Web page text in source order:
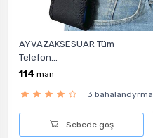
AYVAZAKSESUAR Tüm
Telefon...
114 man
3 bahalandyrma
Sebede goş